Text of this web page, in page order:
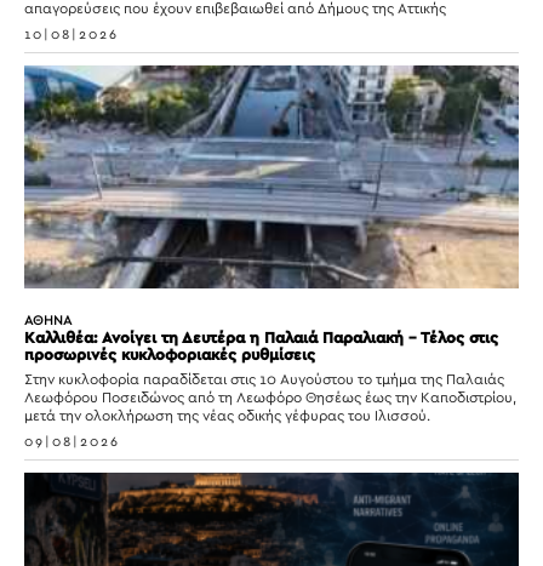
απαγορεύσεις που έχουν επιβεβαιωθεί από Δήμους της Αττικής
10|08|2026
ΑΘΗΝΑ
Καλλιθέα: Ανοίγει τη Δευτέρα η Παλαιά Παραλιακή – Τέλος στις
προσωρινές κυκλοφοριακές ρυθμίσεις
Στην κυκλοφορία παραδίδεται στις 10 Αυγούστου το τμήμα της Παλαιάς
Λεωφόρου Ποσειδώνος από τη Λεωφόρο Θησέως έως την Καποδιστρίου,
μετά την ολοκλήρωση της νέας οδικής γέφυρας του Ιλισσού.
09|08|2026